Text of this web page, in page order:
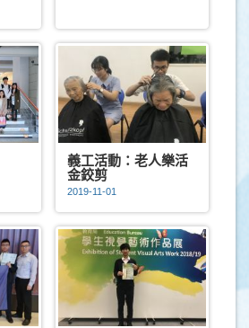
義工活動：老人樂活
金鉸剪
2019-11-01